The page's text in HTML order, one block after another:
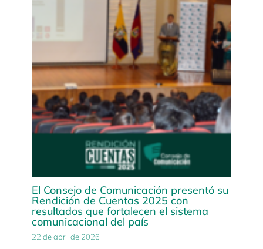
El Consejo de Comunicación presentó su
Rendición de Cuentas 2025 con
resultados que fortalecen el sistema
comunicacional del país
22 de abril de 2026